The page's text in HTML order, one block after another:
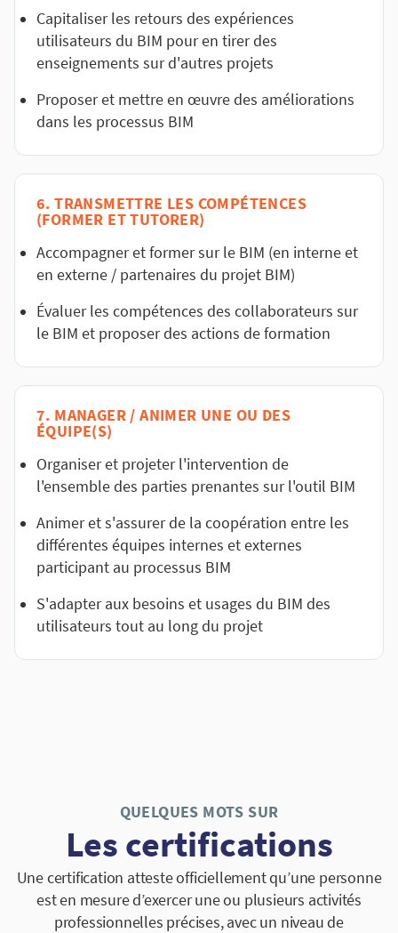
Capitaliser les retours des expériences
utilisateurs du BIM pour en tirer des
enseignements sur d'autres projets
Proposer et mettre en œuvre des améliorations
dans les processus BIM
6. TRANSMETTRE LES COMPÉTENCES
(FORMER ET TUTORER)
Accompagner et former sur le BIM (en interne et
en externe / partenaires du projet BIM)
Évaluer les compétences des collaborateurs sur
le BIM et proposer des actions de formation
7. MANAGER / ANIMER UNE OU DES
ÉQUIPE(S)
Organiser et projeter l'intervention de
l'ensemble des parties prenantes sur l'outil BIM
Animer et s'assurer de la coopération entre les
différentes équipes internes et externes
participant au processus BIM
S'adapter aux besoins et usages du BIM des
utilisateurs tout au long du projet
QUELQUES MOTS SUR
Les certifications
Une certification atteste officiellement qu’une personne
est en mesure d’exercer une ou plusieurs activités
professionnelles précises, avec un niveau de